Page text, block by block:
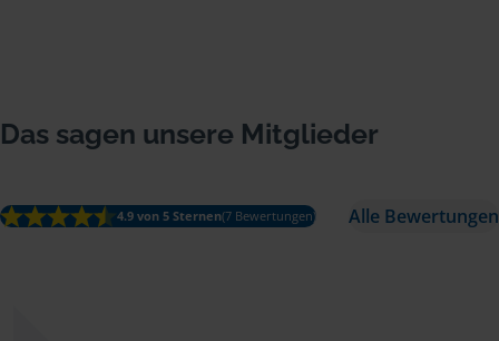
Das sagen unsere Mitglieder
4.9 von 5 Sternen(7 Bewertungen) Alle Bewertungen